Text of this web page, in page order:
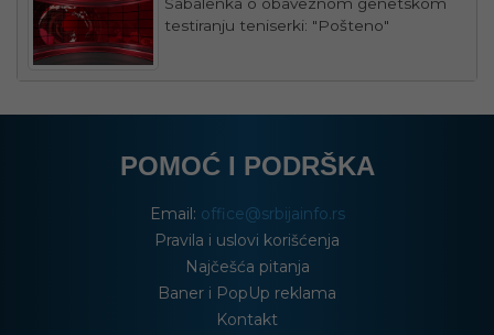
testiranju teniserki: "Pošteno"
POMOĆ I PODRŠKA
Email: office@srbijainfo.rs
Pravila i uslovi korišćenja
Najčešća pitanja
Baner i PopUp reklama
Kontakt